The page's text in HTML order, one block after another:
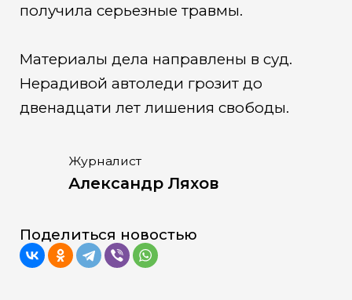
получила серьезные травмы.
Материалы дела направлены в суд.
Нерадивой автоледи грозит до
двенадцати лет лишения свободы.
Журналист
Александр Ляхов
Поделиться новостью